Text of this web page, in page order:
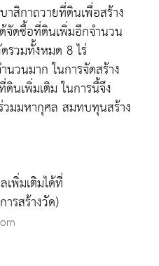
สิกาถวายที่ดินเพื่อสร้าง
จัดซื้อที่ดินเพิ่มอีกจำนวน
รวมทั้งหมด 8 ไร่
วนมาก ในการจัดสร้าง
นเพิ่มเติม ในการนี้จึง
มมหากุศล สมทบทุนสร้าง
พิ่มเติมได้ที่
รสร้างวัด)